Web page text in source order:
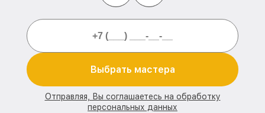
Выбрать мастера
Отправляя, Вы соглашаетесь на обработку
персональных данных